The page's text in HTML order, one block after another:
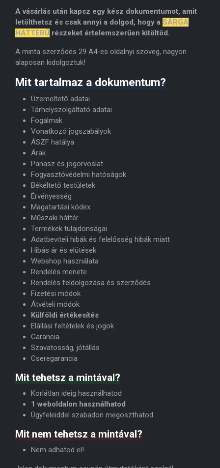
A vásárlás után kapsz egy kész dokumentumot, amit
letölthetsz és csak annyi a dolgod, hogy a SÁRGA
HÁTTERŰ részeket értelemszerűen kitöltöd.
A minta szerződés 29 A4-es oldalnyi szöveg, nagyon
alaposan kidolgoztuk!
Mit tartalmaz a dokumentum?
Üzemeltető adatai
Tárhelyszolgáltató adatai
Fogalmak
Vonatkozó jogszabályok
ÁSZF hatálya
Árak
Panasz és jogorvoslat
Fogyasztóvédelmi hatóságok
Békéltető testületek
Érvényesség
Magatartási kódex
Műszaki háttér
Termékek tulajdonságai
Adatbeviteli hibák és felelősség hibák miatt
Hibás ár és elütések
Webshop használata
Rendelés menete
Rendelés feldolgozása és szerződés
Fizetési módok
Átvételi módok
Külföldi értékesítés
Elállási feltételek és jogok
Garancia
Szavatosság, jótállás
Cseregarancia
Mit tehetsz a mintával?
Korlátlan ideig használhatod
1 weboldalon használhatod
Ügyfeleiddel szabadon megoszthatod
Mit nem tehetsz a mintával?
Nem adhatod el!